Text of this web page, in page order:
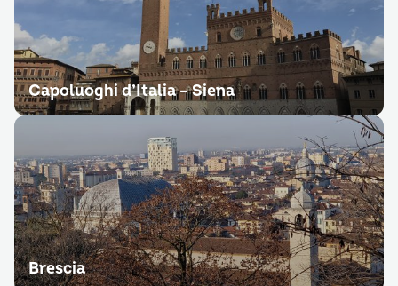
Capoluoghi d’Italia – Siena
Brescia